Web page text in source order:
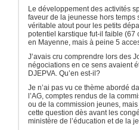
Le développement des activités
faveur de la jeunesse hors temps
véritable atout pour les petits
potentiel karstique fut-il faible (67
en Mayenne, mais à peine 5
J’avais cru comprendre lors des
négociations en ce sens avaient
DJEPVA. Qu’en est-il?
Je n’ai pas vu ce thème abordé
l’AG, comptes rendus de la
ou de la commission jeunes,
cette question dès avant les
ministère de l’éducation et de la